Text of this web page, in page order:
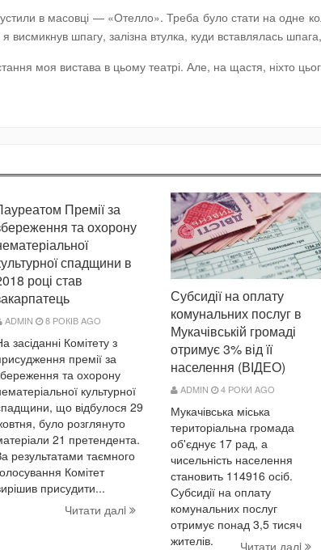
в масовці — «Отелло». Треба було стати на одне
висмикнув шпагу, залізна втулка, куди вставлялась
моя вистава в цьому театрі. Але, на щастя, ніхто
Премії за
та охорону
спадщини в
році став
ADMIN 8 РОКІВ AGO
засіданні Комітету з
премії за
та охорону
культурної
що відбулося 29
було розглянуто
21 претендента.
результатами таємного
Комітет
присудити...
Читати далi
Субсидії на оплату
комунальних послуг в
Мукачівській громаді
отримує 3% від її
населення (ВІДЕО)
ADMIN 4 РОКИ AGO
Мукачівська міська
територіальна громада
об'єднує 17 рад, а
чисельність населення
становить 114916 осіб.
Субсидії на оплату
комунальних послуг
отримує понад 3,5 тисяч
жителів.
Читати далi